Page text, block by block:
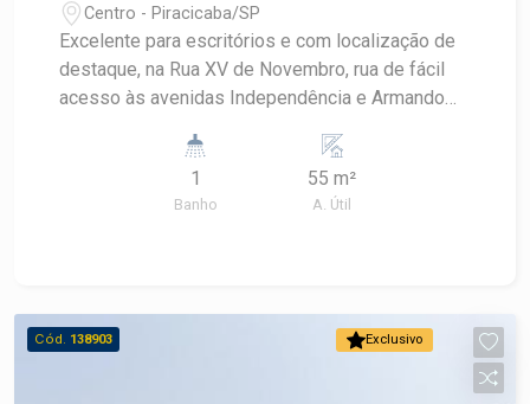
Centro - Piracicaba/SP
Excelente para escritórios e com localização de
destaque, na Rua XV de Novembro, rua de fácil
acesso às avenidas Independência e Armando
serviço que o Centro pode oferecer. - 55m² de
1
Banho
55 m²
A. Útil
Exclusivo
Cód. 138903